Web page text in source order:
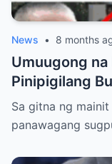
News • 8 months
Umuugong na
Pinipigilang
Mambabatas
Humaharap
Sa gitna ng
panawagang